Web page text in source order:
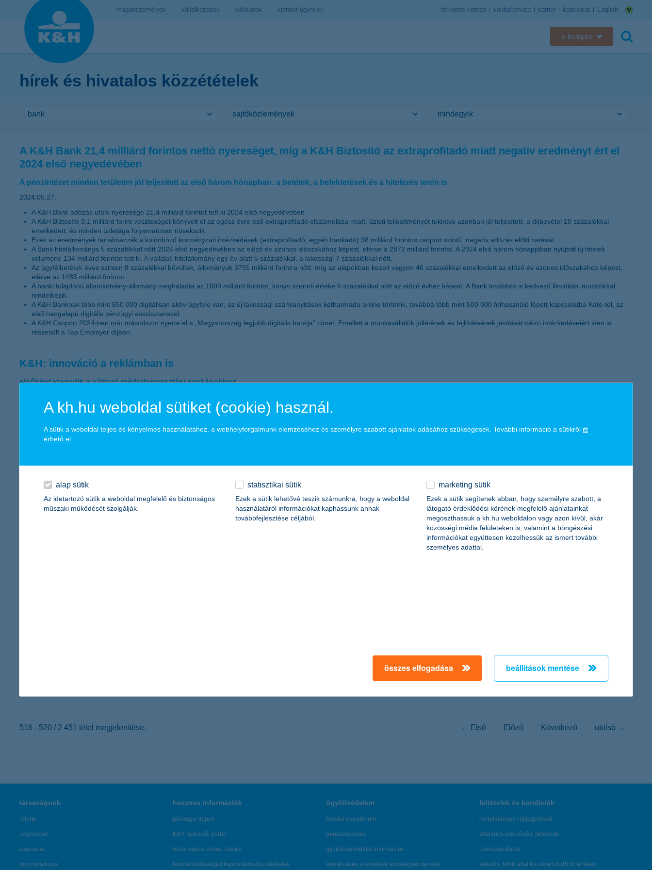
magánszemélyek vállalkozások vállalatok kiemelt ügyfelek térképes kereső valuta/deviza karrier kapcsolat English
e-belépés
K&H Biztosító ügyfélportál
hírek és hivatalos közzétételek
A K&H Bank 21,4 milliárd forintos nettó nyereséget, míg a K&H Biztosító az extraprofitadó miatt negatív eredményt ért el
2024 első negyedévében
A pénzintézet minden területen jól teljesített az első három hónapban: a betétek, a befektetések és a hitelezés terén is
2024.05.27.
A K&H Bank adózás utáni nyeresége 21,4 milliárd forintot tett ki 2024 első negyedévében.
A K&H Biztosító 3,1 milliárd forint veszteséget könyvelt el az egész évre eső extraprofitadó elszámolása miatt, üzleti teljesítményét tekintve azonban jól teljesített, a díjbevétel 10 százalékkal
emelkedett, és minden üzletága folyamatosan növekszik.
Ezek az eredmények tartalmazzák a különböző kormányzati intézkedések (extraprofitadó, egyéb bankadó) 38 milliárd forintos csoport szintű, negatív adózás előtti hatását.
A Bank hitelállománya 5 százalékkal nőtt 2024 első negyedévében az előző év azonos időszakához képest, elérve a 2872 milliárd forintot. A 2024 első három hónapjában nyújtott új hitelek
volumene 134 milliárd forintot tett ki. A vállalati hitelállomány egy év alatt 5 százalékkal, a lakossági 7 százalékkal nőtt.
Az ügyfélbetétek éves szinten 8 százalékkal bővültek, állományuk 3791 milliárd forintra nőtt, míg az alapokban kezelt vagyon 46 százalékkal emelkedett az előző év azonos időszakához képest,
elérve az 1485 milliárd forintot.
A banki tulajdonú államkötvény-állomány meghaladta az 1000 milliárd forintot, könyv szerinti értéke 6 százalékkal nőtt az előző évhez képest. A Bank továbbra is kedvező likviditási mutatókkal
rendelkezik.
A K&H Banknak több mint 650 000 digitálisan aktív ügyfele van, az új lakossági számlanyitások kétharmada online történik, továbbá több mint 500 000 felhasználó lépett kapcsolatba Kate-tel, az
első hangalapú digitális pénzügyi asszisztenssel.
A K&H Csoport 2024-ben már másodszor nyerte el a „Magyarország legjobb digitális bankja” címet. Emellett a munkavállalók jóllétének és fejlődésének javítását célzó intézkedéseiért idén is
részesült a Top Employer díjban.
K&H: innováció a reklámban is
elsőként igazodik a változó médiafogyasztási szokásokhoz
Elérkezett a streaming új kora, ahol már reklámokkal is lehet találkozni. A reklámok megjelenésénél a magyar bankszektorból elsőként a K&H vásárolt hirdetési felületet. Hazánkban a SkyShowtime
2024.05.25.
Magyarország túlfogyasztásának napja május 25-ére esik, és ezzel a nem túl hízelgő helyezéssel olyan országokat előz meg, mint Svájc vagy az Egyesült Királyság. A Föld egésze idén aggasztóan
korán, már július 25-én eléri azt a pontot, amelytől kezdve bolygónk lakossága már saját természeti erőforrásait éli fel.
516 - 520 / 2 451 tétel megjelenítése. ← Első Előző Következő utolsó →
társaságunk
rólunk
cégcsoport
kapcsolat
jogi nyilatkozat
hasznos információk
pénzügyi tippek
K&H fejlesztői portál
biztonságos online fizetés
fenntarthatósággal kapcsolatos közzétételek
ügyfélvédelem
fizetési moratórium
panaszkezelés
gyűjtőszámlahitel információk
természetes személyek adósságrendezése
feltételek és kondíciók
hirdetmények / díjjegyzékek
általános szerződési feltételek
üzletszabályzat
aktuális, MNB által közzétett BUBOR értékek
A kh.hu weboldal sütiket (cookie) használ.
A sütik a weboldal teljes és kényelmes használatához, a webhelyforgalmunk elemzéséhez és személyre szabott ajánlatok adásához szükségesek. További információ a sütikről itt
érhető el
alap sütik
Az idetartozó sütik a weboldal megfelelő és biztonságos
műszaki működését szolgálják.
statisztikai sütik
Ezek a sütik lehetővé teszik számunkra, hogy a weboldal
használatáról információkat kaphassunk annak
továbbfejlesztése céljából.
marketing sütik
Ezek a sütik segítenek abban, hogy személyre szabott, a
látogató érdeklődési körének megfelelő ajánlatainkat
megoszthassuk a kh.hu weboldalon vagy azon kívül, akár
közösségi média felületeken is, valamint a böngészési
információkat együttesen kezelhessük az ismert további
személyes adattal.
összes elfogadása beállítások mentése